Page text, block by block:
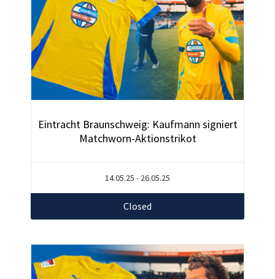
Eintracht Braunschweig: Kaufmann signiert
Matchworn-Aktionstrikot
14.05.25 - 26.05.25
Closed